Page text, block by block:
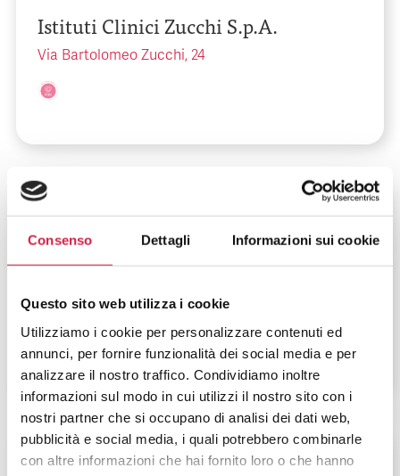
Consenso Dettagli Informazioni sui cookie
Questo sito web utilizza i cookie
Utilizziamo i cookie per personalizzare contenuti ed
annunci, per fornire funzionalità dei social media e per
analizzare il nostro traffico. Condividiamo inoltre
informazioni sul modo in cui utilizzi il nostro sito con i
nostri partner che si occupano di analisi dei dati web,
pubblicità e social media, i quali potrebbero combinarle
con altre informazioni che hai fornito loro o che hanno
Istituti Clinici Zucchi S.p.A.
Via Bartolomeo Zucchi, 24
Lombardia
Istituto Auxologico Italiano – IRCCS
Via Giuseppe Mercalli, 28
Lombardia-Milano